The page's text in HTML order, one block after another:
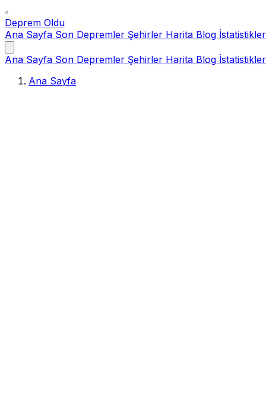
Deprem Oldu
Ana Sayfa Son Depremler Şehirler Harita Blog İstatistikler
Ana Sayfa Son Depremler Şehirler Harita Blog İstatistikler
Ana Sayfa